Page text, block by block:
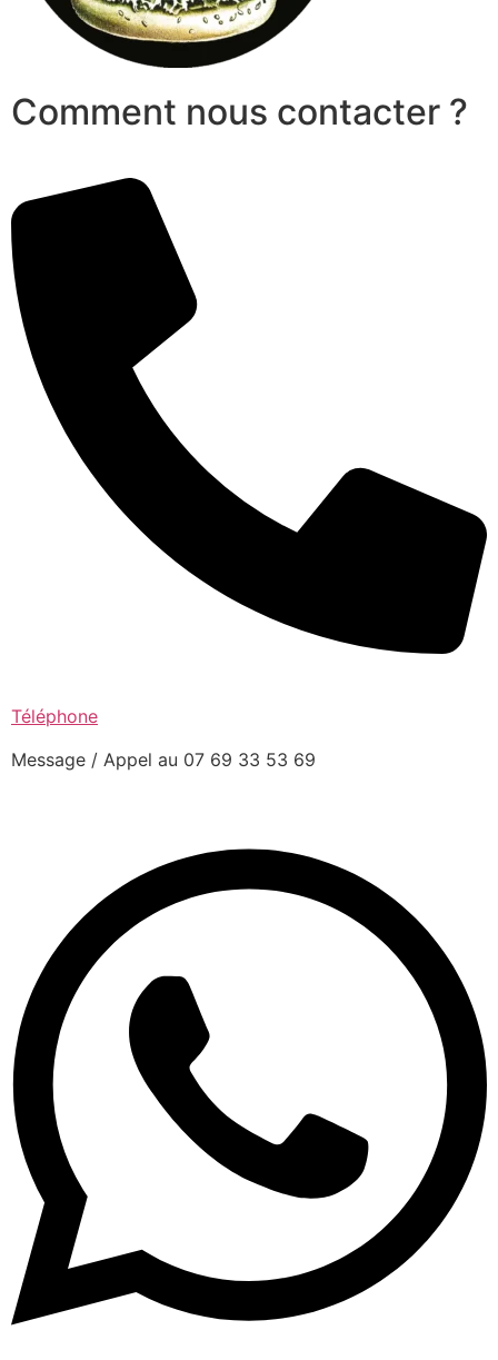
Comment nous contacter ?
Téléphone
Message / Appel au 07 69 33 53 69